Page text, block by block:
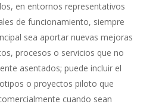
en entornos representativos
de funcionamiento, siempre
sea aportar nuevas mejoras
procesos o servicios que no
asentados; puede incluir el
o proyectos piloto que
cuando sean